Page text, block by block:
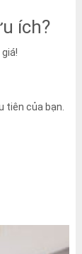
ích?
tiên của bạn.